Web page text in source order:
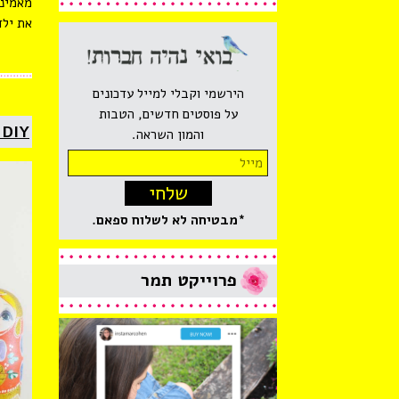
את
DIY לוח מילים טובות משפחתי
הירשמי וקבלי למייל עדכונים
על פוסטים חדשים, הטבות
והמון השראה.
Email
address:
*מבטיחה לא לשלוח ספאם.
פרוייקט תמר